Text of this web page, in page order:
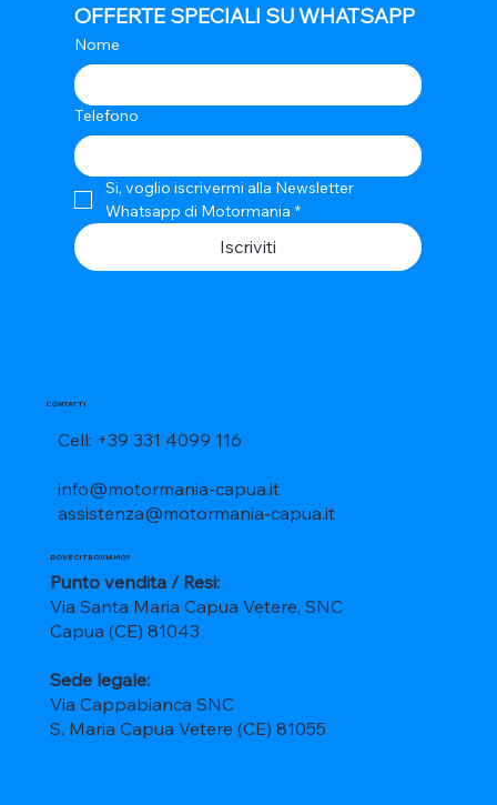
CONTATTI
Cell: +39 331 4099 116
info@motormania-capua.it
assistenza@motormania-capua.it
DOVE CI TROVIAMO?
Punto vendita / Resi:
Via Santa Maria Capua Vetere, SNC
Capua (CE) 81043
Sede legale:
Via Cappabianca SNC
S. Maria Capua Vetere (CE) 81055
OFFERTE SPECIALI SU WHATSAPP
Nome
Telefono
Si, voglio iscrivermi alla Newsletter
Whatsapp di Motormania *
Iscriviti